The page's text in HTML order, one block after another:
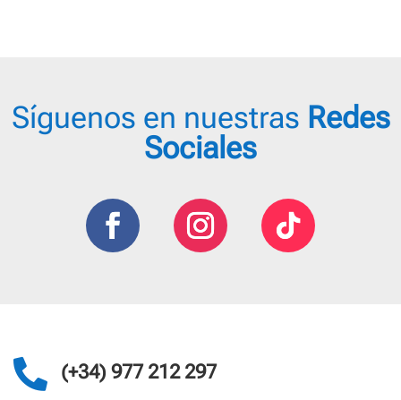
Síguenos en nuestras Redes
Sociales
 (+34) 977 212 297